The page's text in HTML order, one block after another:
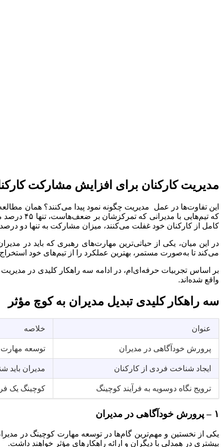
مدیریت کارکنان برای افزایش مشارکت
که
کامل از کارکنان خود غفلت می‌کنند، میزان مشارکت به تنها دو
در این میان، یکی از حیاتی‌ترین مهارت‌های رهبری که باید در
می‌کند تا به‌صورت مستمر، بهترین عملکرد را از تیم‌های خود استخراج
بر اساس تجربیات حرفه‌ای‌ام، در ادامه سه راهکار کلیدی در
واقع شده‌اند.
سه راهکار کلیدی تبدیل مدیران به کوچ‌ مؤثر
عنوان خلاصه
پرورش خودآگاهی در مدیران توسعه
ایجاد شناخت فردی از کارکنان مدیران باید
ترویج نگاه دوسویه به فرآیند کوچینگ کوچینگ یک فرآیند یک‌طرفه
۱ –پرورش خودآگاهی در مدیران
یکی از نخستین و مهم‌ترین گام‌ها در توسعه مهارت کوچینگ در
بیشتری در همدلی با دیگران و ارائه راهکارهای مؤثر خواهند داشت.